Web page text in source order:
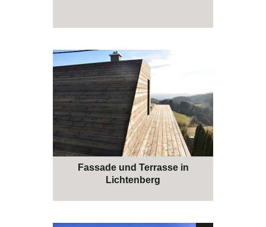
Fassade und Terrasse in
Lichtenberg